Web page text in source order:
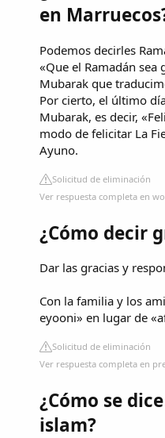
en
Podemos decirles
«Que el Ramadán sea
Mubarak que
Por cierto, el último
Mubarak, es decir,
modo de felicitar La
Ayuno.
Solicitud de eliminación
Ver respuesta completa en
¿Cómo decir
Dar las gracias y
Con la familia y los
eyooni» en lugar de
Solicitud de eliminación
Ver respuesta completa en
¿Cómo se
islam?